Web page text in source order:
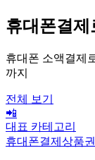
휴대폰결제
휴대폰 소액결제
까지
전체 보기
📲
대표 카테고리
휴대폰결제상품